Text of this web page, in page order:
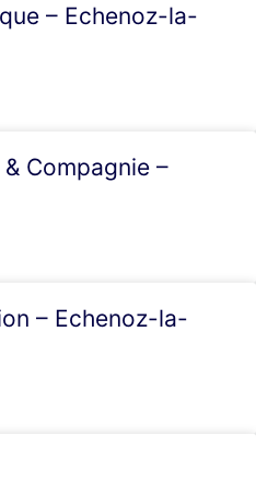
– Echenoz-la-
Compagnie –
– Echenoz-la-